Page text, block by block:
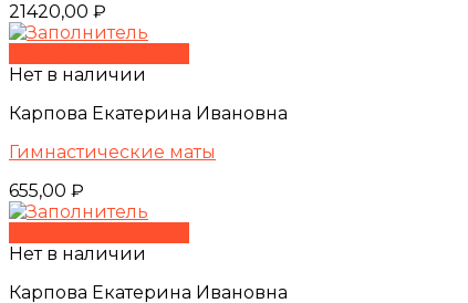
21420,00 ₽
Нет в наличии
Карпова Екатерина Ивановна
Гимнастические маты
655,00 ₽
Нет в наличии
Карпова Екатерина Ивановна